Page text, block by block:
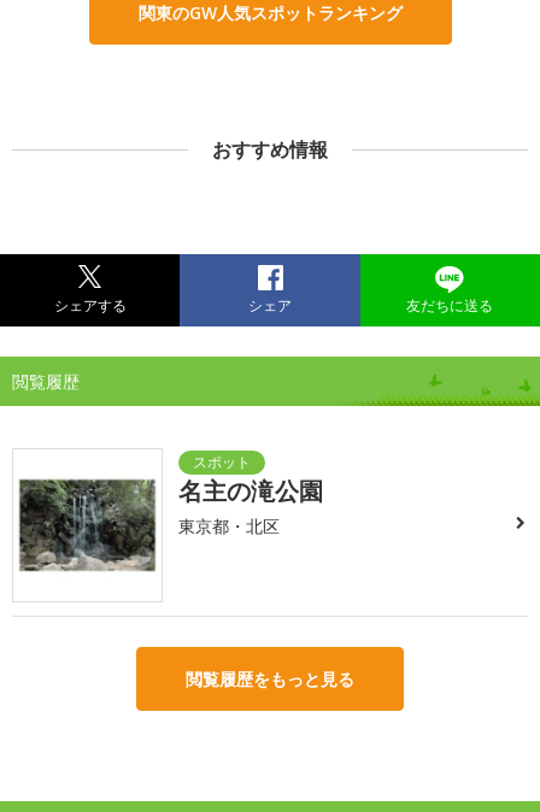
関東のGW人気スポットランキング
おすすめ情報
シェアする シェア 友だちに送る
閲覧履歴
名主の滝公園
東京都・北区
閲覧履歴をもっと見る